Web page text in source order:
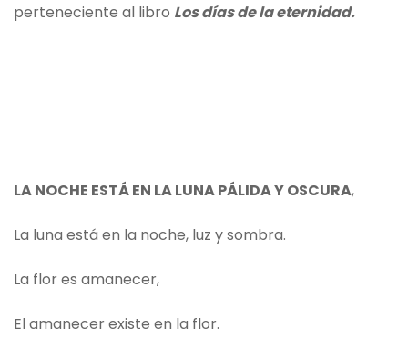
perteneciente al libro Los días de la eternidad.
LA NOCHE ESTÁ EN LA LUNA PÁLIDA Y OSCURA,
La luna está en la noche, luz y sombra.
La flor es amanecer,
El amanecer existe en la flor.